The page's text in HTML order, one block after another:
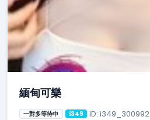
緬甸可樂
一對多等待中 i349 ID: i349_300992